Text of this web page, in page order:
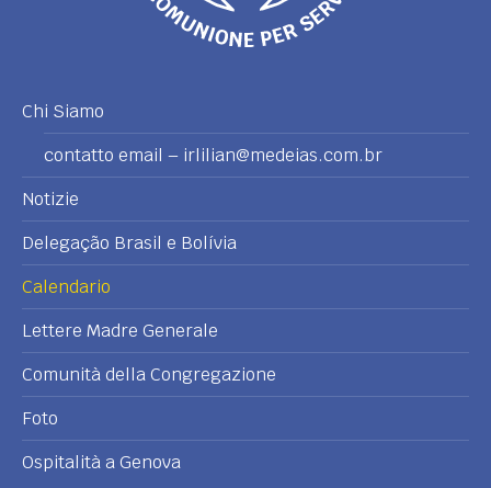
Chi Siamo
contatto email – irlilian@medeias.com.br
Notizie
Delegação Brasil e Bolívia
Calendario
Lettere Madre Generale
Comunità della Congregazione
Foto
Ospitalità a Genova